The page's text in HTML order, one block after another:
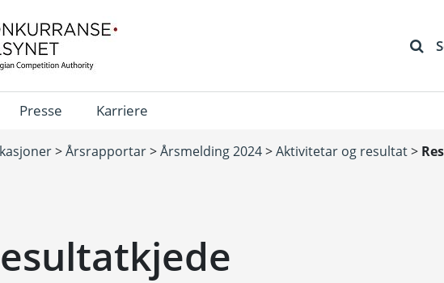
Presse Karriere
>Årsrapportar>Årsmelding 2024>Aktivitetar og resultat>